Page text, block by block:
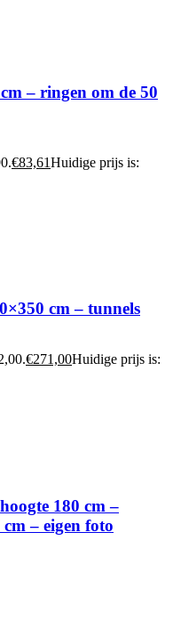
– ringen om de 50
€83,61Huidige prijs is:
cm – tunnels
€271,00Huidige prijs is:
180 cm –
– eigen foto